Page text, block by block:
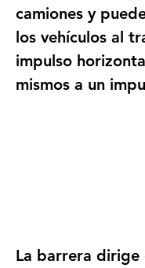
camiones y
los vehículos al
impulso
mismos a un
La barrera dirige